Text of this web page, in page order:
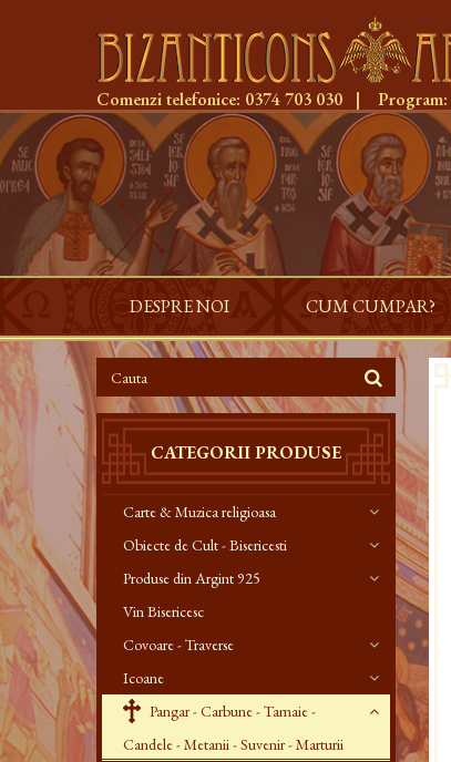
Comenzi telefonice: 0374 703 030 | Program:
DESPRE NOI CUM CUMPAR?
CATEGORII PRODUSE
Carte & Muzica religioasa
Obiecte de Cult - Bisericesti
Produse din Argint 925
Vin Bisericesc
Covoare - Traverse
Icoane
Pangar - Carbune - Tamaie -
Candele - Metanii - Suvenir - Marturii